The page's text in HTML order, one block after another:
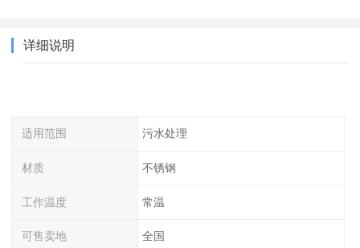
详细说明
适用范围 污水处理
材质 不锈钢
工作温度 常温
可售卖地 全国